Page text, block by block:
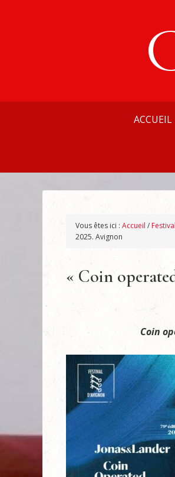
ACCUEIL
Vous êtes ici : Accueil /
2025. Avignon
« Coin
Coin